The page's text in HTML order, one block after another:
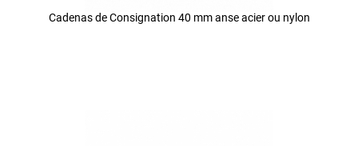
Cadenas de Consignation 40 mm anse acier ou nylon